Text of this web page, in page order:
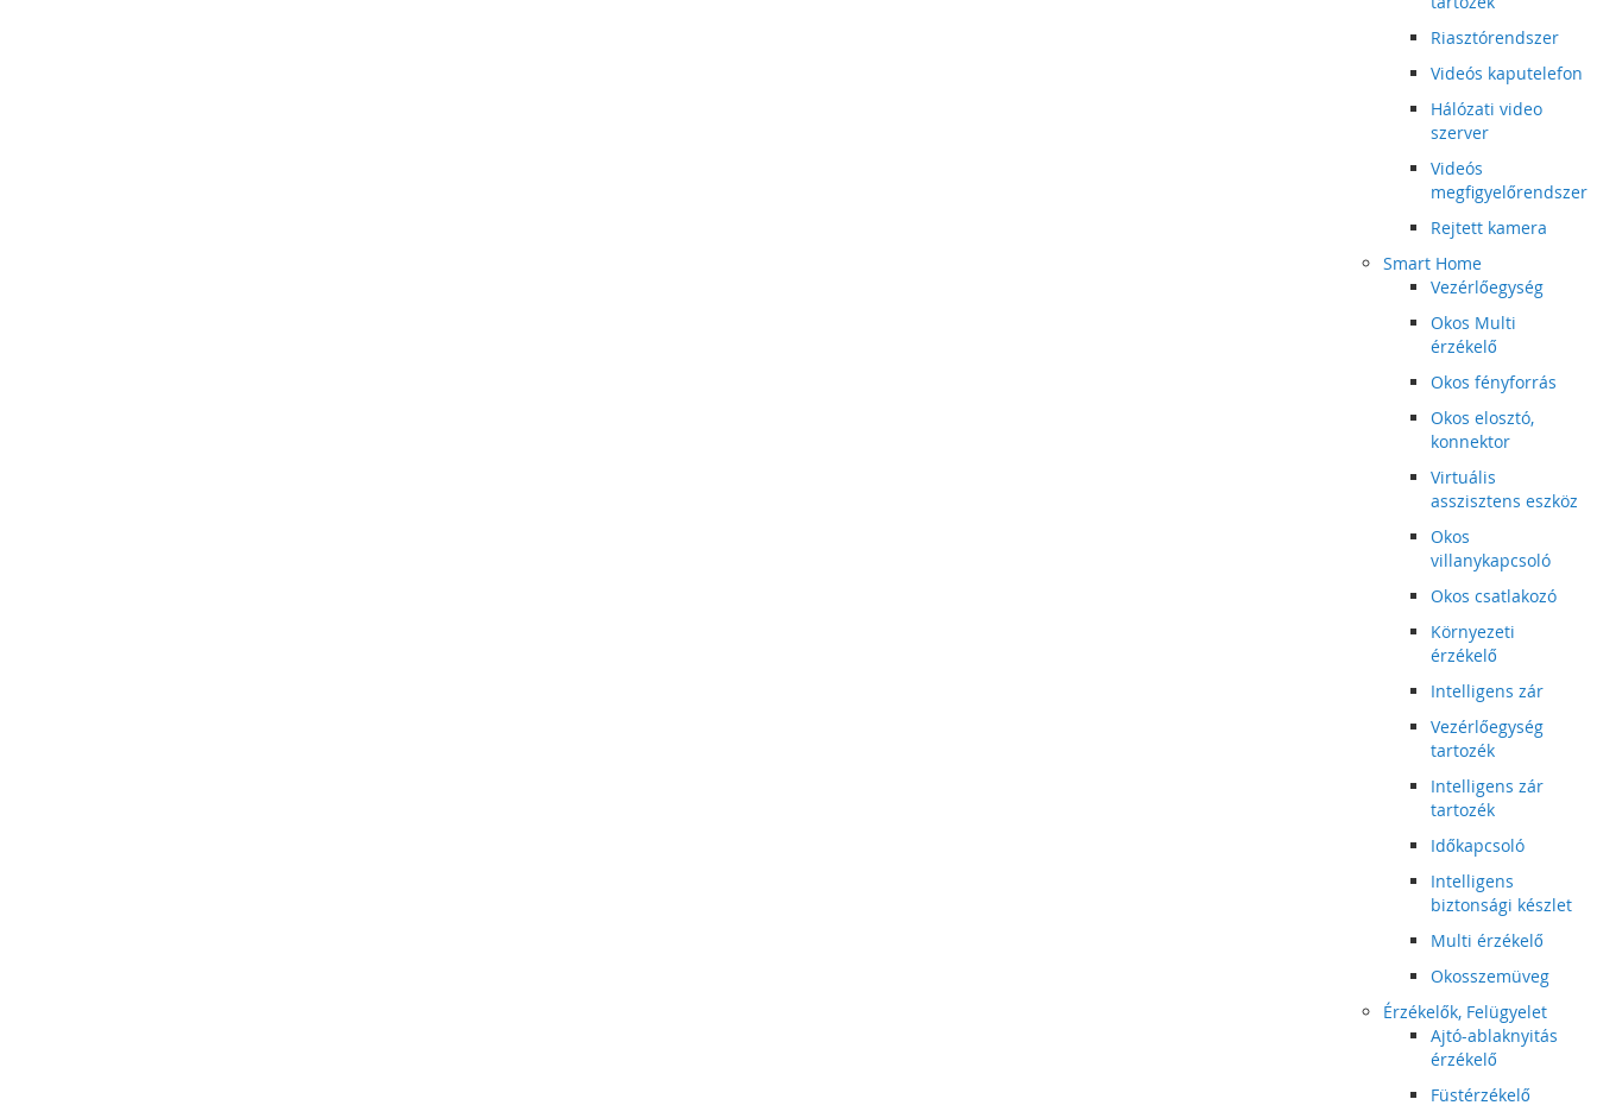
Riasztórendszer
Videós kaputelefon
Hálózati video
szerver
Videós
megfigyelőrendszer
Rejtett kamera
Smart Home
Vezérlőegység
Okos Multi
érzékelő
Okos fényforrás
Okos elosztó,
konnektor
Virtuális
asszisztens eszköz
Okos
villanykapcsoló
Okos csatlakozó
Környezeti
érzékelő
Intelligens zár
Vezérlőegység
tartozék
Intelligens zár
tartozék
Időkapcsoló
Intelligens
biztonsági készlet
Multi érzékelő
Okosszemüveg
Érzékelők, Felügyelet
Ajtó-ablaknyitás
érzékelő
Füstérzékelő